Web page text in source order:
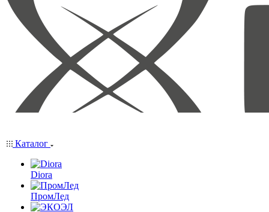
Каталог
Diora
ПромЛед